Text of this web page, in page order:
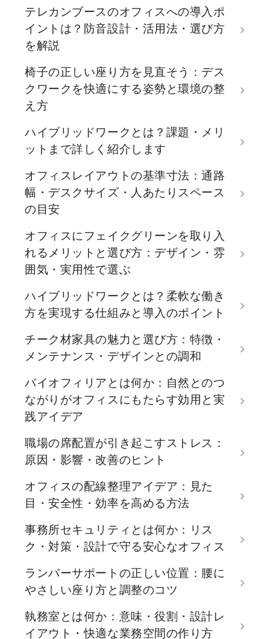
テレカンブースのオフィスへの導入ポ
イントは？防音設計・活用法・選び方
を解説
椅子の正しい座り方を見直そう：デス
クワークを快適にする姿勢と環境の整
え方
ハイブリッドワークとは？課題・メリ
ットまで詳しく紹介します
オフィスレイアウトの基準寸法：通路
幅・デスクサイズ・人あたりスペース
の目安
オフィスにフェイクグリーンを取り入
れるメリットと選び方：デザイン・雰
囲気・実用性で選ぶ
ハイブリッドワークとは？柔軟な働き
方を実現する仕組みと導入のポイント
チーク材家具の魅力と選び方：特徴・
メンテナンス・デザインとの調和
バイオフィリアとは何か：自然とのつ
ながりがオフィスにもたらす効用と実
践アイデア
職場の席配置が引き起こすストレス：
原因・影響・改善のヒント
オフィスの配線整理アイデア：見た
目・安全性・効率を高める方法
事務所セキュリティとは何か：リス
ク・対策・設計で守る安心なオフィス
ランバーサポートの正しい位置：腰に
やさしい座り方と調整のコツ
執務室とは何か：意味・役割・設計レ
イアウト・快適な業務空間の作り方